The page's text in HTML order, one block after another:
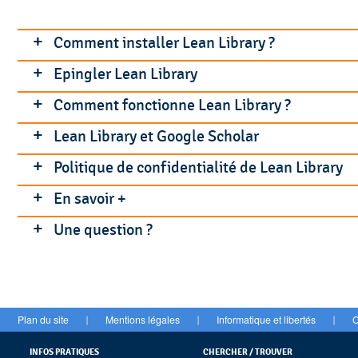
Comment installer Lean Library ?
Téléchargez l'extension Lean library depuis
L’extension est disponible pour les principaux
Sélectionnez votre bibliothèque
Epingler Lean Library
Epingler l'extension à votre navigateur web :
Comment fonctionne Lean Library ?
Plusieurs situations :
Les ressources que vous avez
L'icône Lean Library se colore en vert
Le message vous apporte des précisions sur
Lean Library et Google Scholar
Lean Library paramètre aussi Google Scholarpour
Politique de confidentialité de Lean Library
L'extension Lean Library offre un certain nombre
En savoir +
Une question ?
Plan du site | Mentions légales | Informatique et libertés |
INFOS PRATIQUES CHERCHER / TROUVER